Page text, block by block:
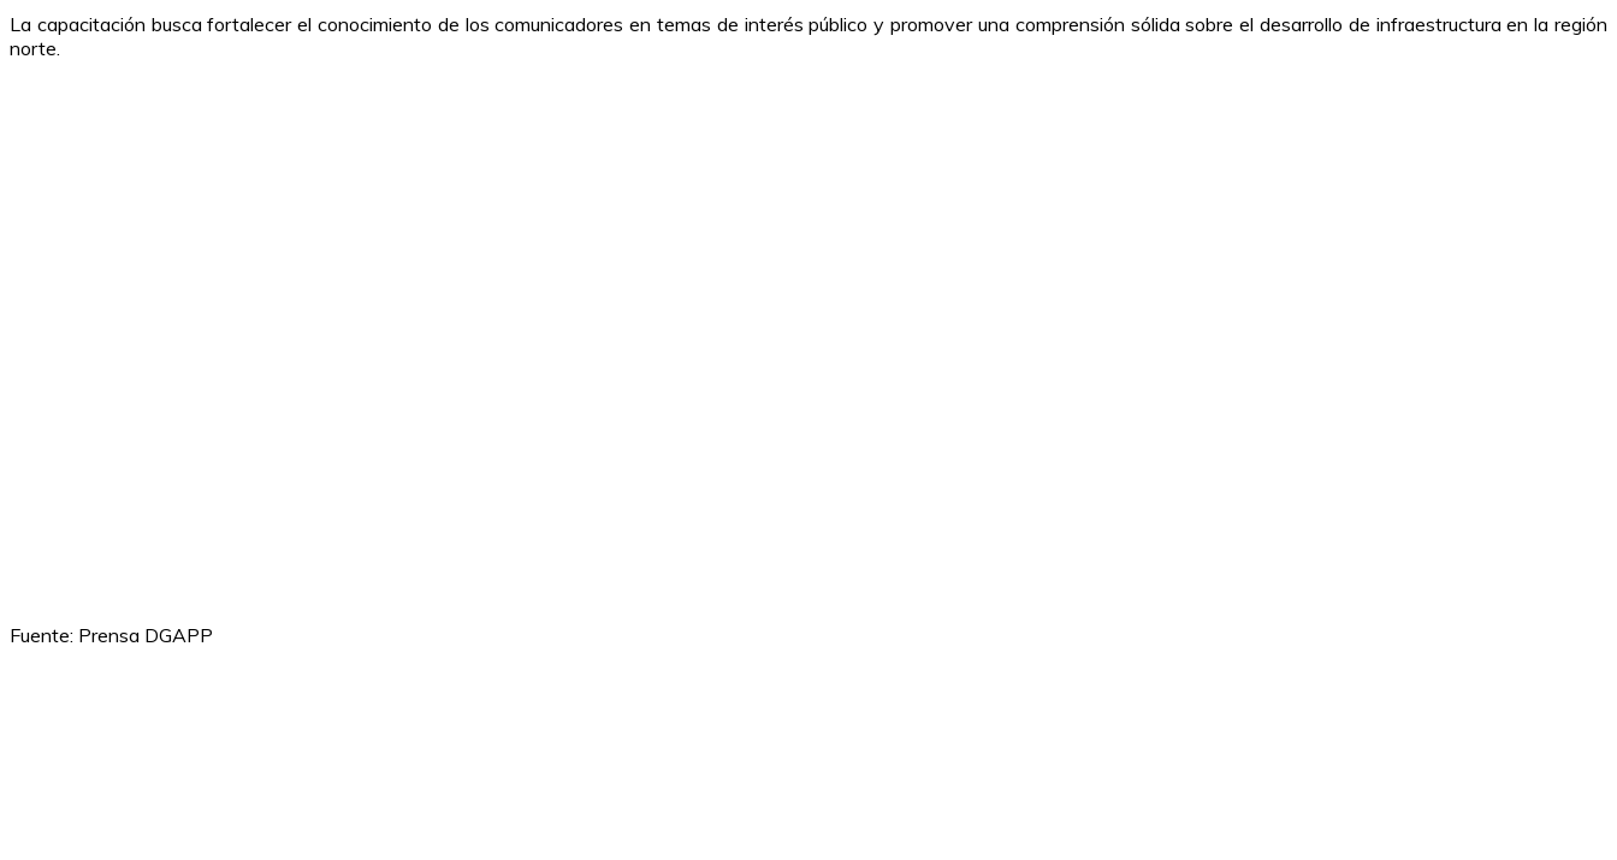
La capacitación busca fortalecer el conocimiento de los comunicadores en temas de interés público y promover una comprensión sólida sobre el desarrollo de infraestructura en la región
norte.
Fuente: Prensa DGAPP